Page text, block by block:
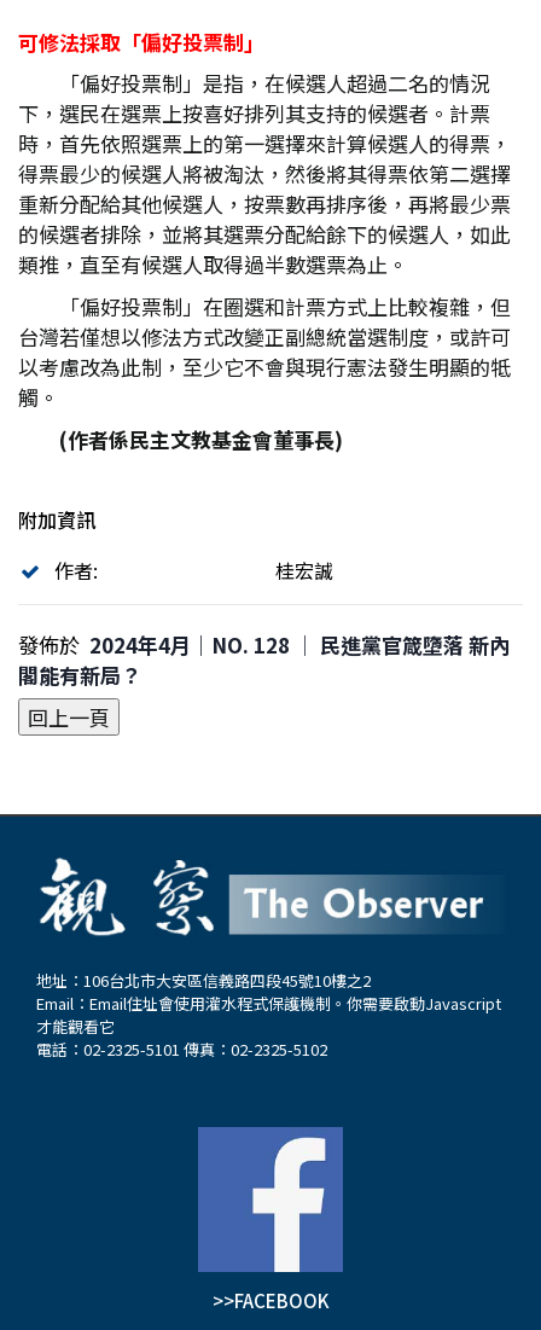
可修法採取「偏好投票制」
「偏好投票制」是指，在候選人超過二名的情況
下，選民在選票上按喜好排列其支持的候選者。計票
時，首先依照選票上的第一選擇來計算候選人的得票，
得票最少的候選人將被淘汰，然後將其得票依第二選擇
重新分配給其他候選人，按票數再排序後，再將最少票
的候選者排除，並將其選票分配給餘下的候選人，如此
類推，直至有候選人取得過半數選票為止。
「偏好投票制」在圈選和計票方式上比較複雜，但
台灣若僅想以修法方式改變正副總統當選制度，或許可
以考慮改為此制，至少它不會與現行憲法發生明顯的牴
觸。
(作者係民主文教基金會董事長)
附加資訊
作者:
桂宏誠
發佈於 2024年4月｜NO. 128 │ 民進黨官箴墮落 新內
閣能有新局？
地址：106台北市大安區信義路四段45號10樓之2
Email： Email住址會使用灌水程式保護機制。你需要啟動Javascript
才能觀看它
電話：02-2325-5101 傳真：02-2325-5102
>>FACEBOOK